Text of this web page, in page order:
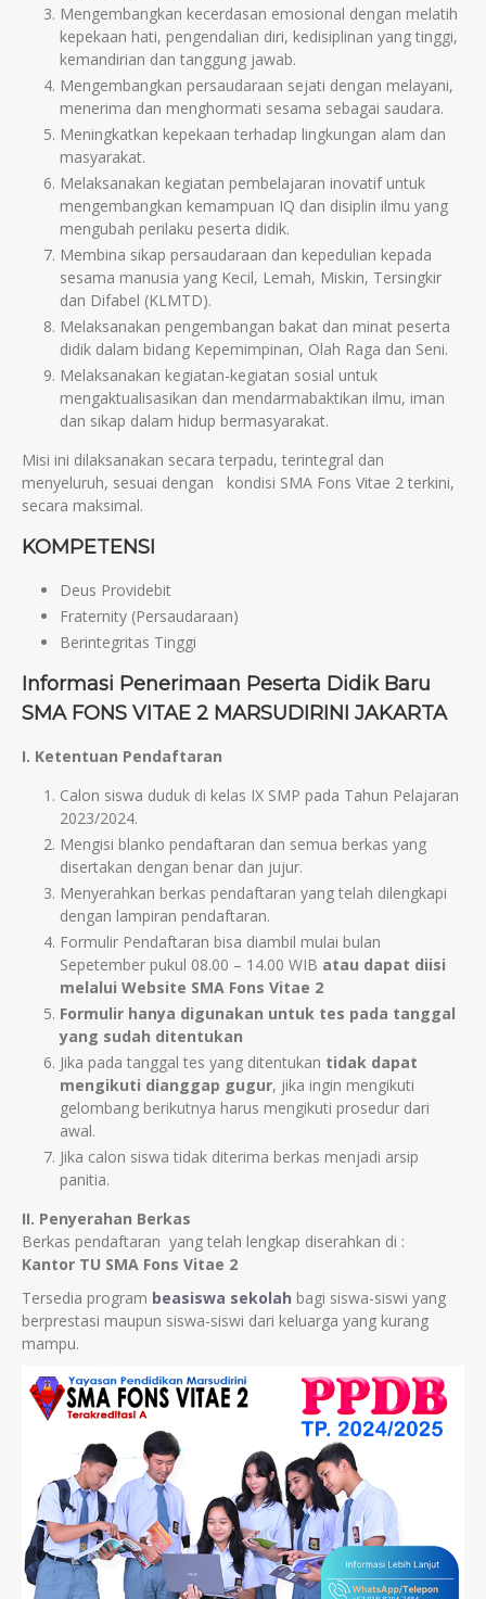
Mengembangkan kecerdasan emosional dengan melatih
kepekaan hati, pengendalian diri, kedisiplinan yang tinggi,
kemandirian dan tanggung jawab.
Mengembangkan persaudaraan sejati dengan melayani,
menerima dan menghormati sesama sebagai saudara.
Meningkatkan kepekaan terhadap lingkungan alam dan
masyarakat.
Melaksanakan kegiatan pembelajaran inovatif untuk
mengembangkan kemampuan IQ dan disiplin ilmu yang
mengubah perilaku peserta didik.
Membina sikap persaudaraan dan kepedulian kepada
sesama manusia yang Kecil, Lemah, Miskin, Tersingkir
dan Difabel (KLMTD).
Melaksanakan pengembangan bakat dan minat peserta
didik dalam bidang Kepemimpinan, Olah Raga dan Seni.
Melaksanakan kegiatan-kegiatan sosial untuk
mengaktualisasikan dan mendarmabaktikan ilmu, iman
dan sikap dalam hidup bermasyarakat.
Misi ini dilaksanakan secara terpadu, terintegral dan
menyeluruh, sesuai dengan kondisi SMA Fons Vitae 2 terkini,
secara maksimal.
KOMPETENSI
Deus Providebit
Fraternity (Persaudaraan)
Berintegritas Tinggi
Informasi Penerimaan Peserta Didik Baru
SMA FONS VITAE 2 MARSUDIRINI JAKARTA
I. Ketentuan Pendaftaran
Calon siswa duduk di kelas IX SMP pada Tahun Pelajaran
2023/2024.
Mengisi blanko pendaftaran dan semua berkas yang
disertakan dengan benar dan jujur.
Menyerahkan berkas pendaftaran yang telah dilengkapi
dengan lampiran pendaftaran.
Formulir Pendaftaran bisa diambil mulai bulan
Sepetember pukul 08.00 – 14.00 WIB atau dapat diisi
melalui Website SMA Fons Vitae 2
Formulir hanya digunakan untuk tes pada tanggal
yang sudah ditentukan
Jika pada tanggal tes yang ditentukan tidak dapat
mengikuti dianggap gugur, jika ingin mengikuti
gelombang berikutnya harus mengikuti prosedur dari
awal.
Jika calon siswa tidak diterima berkas menjadi arsip
panitia.
II. Penyerahan Berkas
Berkas pendaftaran yang telah lengkap diserahkan di :
Kantor TU SMA Fons Vitae 2
Tersedia program beasiswa sekolah bagi siswa-siswi yang
berprestasi maupun siswa-siswi dari keluarga yang kurang
mampu.